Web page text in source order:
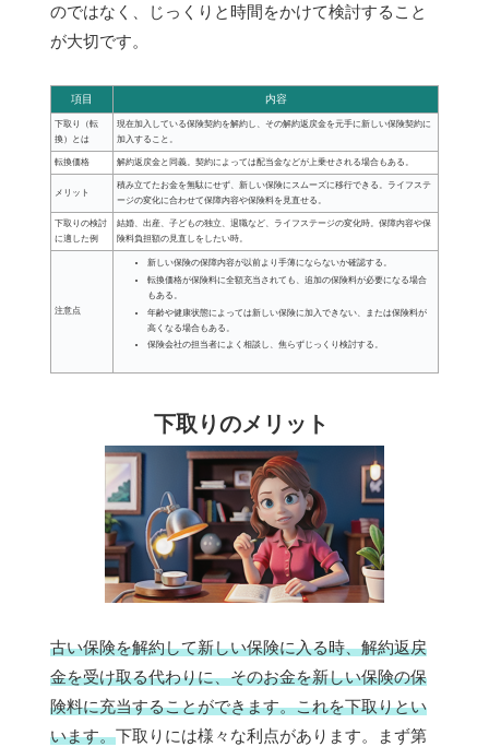
のではなく、じっくりと時間をかけて検討すること
が大切です。
項目 内容
下取り（転
換）とは
現在加入している保険契約を解約し、その解約返戻金を元手に新しい保険契約に
加入すること。
転換価格 解約返戻金と同義。契約によっては配当金などが上乗せされる場合もある。
メリット
積み立てたお金を無駄にせず、新しい保険にスムーズに移行できる。ライフステ
ージの変化に合わせて保障内容や保険料を見直せる。
下取りの検討
に適した例
結婚、出産、子どもの独立、退職など、ライフステージの変化時。保障内容や保
険料負担額の見直しをしたい時。
注意点
新しい保険の保障内容が以前より手薄にならないか確認する。
転換価格が保険料に全額充当されても、追加の保険料が必要になる場合
もある。
年齢や健康状態によっては新しい保険に加入できない、または保険料が
高くなる場合もある。
保険会社の担当者によく相談し、焦らずじっくり検討する。
下取りのメリット
古い保険を解約して新しい保険に入る時、解約返戻
金を受け取る代わりに、そのお金を新しい保険の保
険料に充当することができます。これを下取りとい
います。下取りには様々な利点があります。まず第